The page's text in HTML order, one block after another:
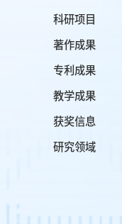
科研项目
著作成果
专利成果
教学成果
获奖信息
研究领域